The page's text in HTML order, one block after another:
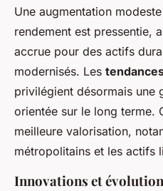
Une augmentation
rendement est pressentie,
accrue pour des actifs
modernisés. Les
privilégient désormais une
orientée sur le long terme.
meilleure valorisation,
métropolitains et les actifs
Innovations et